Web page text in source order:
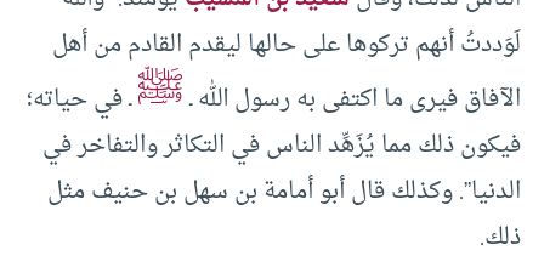
لَوَددتُ أنهم تركوها على حالها ليقدم القادم من أهل
الآفاق فيرى ما اكتفى به رسول الله ـﷺـ في حياته؛
فيكون ذلك مما يُزَهِّد الناس في التكاثر والتفاخر في
الدنيا”. وكذلك قال أبو أمامة بن سهل بن حنيف مثل
ذلك.